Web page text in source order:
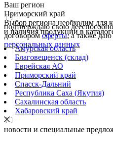
подтверждаю свою
договоромоферты, а также даю
персональных данных
новости и специальные
Ваш регион
Приморский край
Выбор региона необходим для
и наличия продукции в
Амурская область
Благовещенск (склад)
Еврейская АО
Приморский край
Спасск-Дальний
Республика Саха (Якутия)
Сахалинская область
Хабаровский край